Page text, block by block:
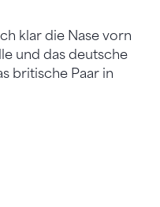
klar die Nase vorn
und das deutsche
britische Paar in